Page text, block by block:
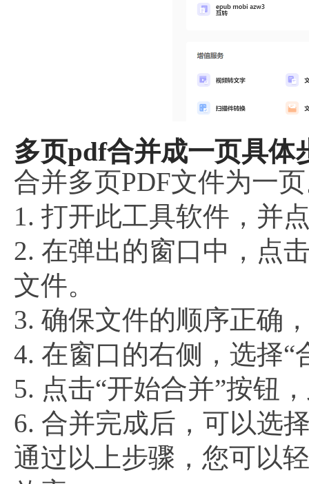
多页pdf合并成一页具体
合并多页PDF文件为一
1. 打开此工具软件，并
2. 在弹出的窗口中，点
文件。
3. 确保文件的顺序正确
4. 在窗口的右侧，选择“
5. 点击“开始合并”按钮
6. 合并完成后，可以选
通过以上步骤，您可以